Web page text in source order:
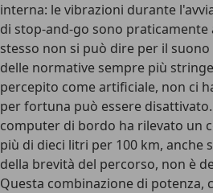
interna: le vibrazioni durante
di stop-and-go sono
stesso non si può dire per il
delle normative sempre più
percepito come artificiale, non ci
per fortuna può essere
computer di bordo ha rilevato un
più di dieci litri per 100 km, anche
della brevità del percorso, non è
Questa combinazione di potenza,